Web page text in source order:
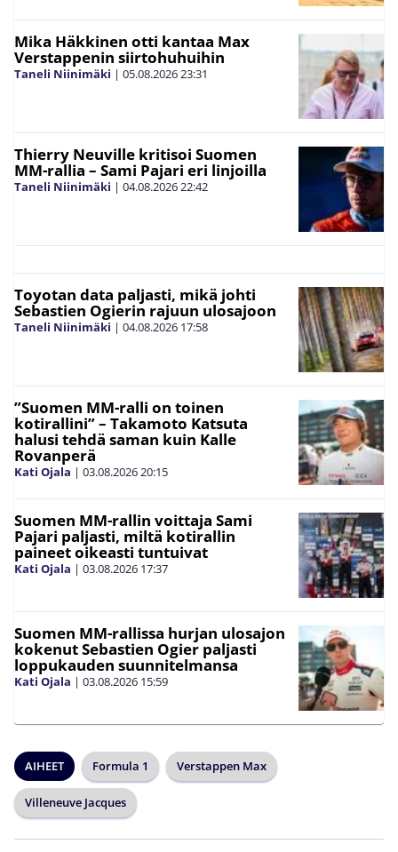
Mika Häkkinen otti kantaa Max
Verstappenin siirtohuhuihin
Taneli Niinimäki | 05.08.202623:31
Thierry Neuville kritisoi Suomen
MM-rallia – Sami Pajari eri linjoilla
Taneli Niinimäki | 04.08.202622:42
Toyotan data paljasti, mikä johti
Sebastien Ogierin rajuun ulosajoon
Taneli Niinimäki | 04.08.2026 17:58
”Suomen MM-ralli on toinen
kotirallini” – Takamoto Katsuta
halusi tehdä saman kuin Kalle
Rovanperä
Kati Ojala | 03.08.202620:15
Suomen MM-rallin voittaja Sami
Pajari paljasti, miltä kotirallin
paineet oikeasti tuntuivat
Kati Ojala | 03.08.2026 17:37
Suomen MM-rallissa hurjan ulosajon
kokenut Sebastien Ogier paljasti
loppukauden suunnitelmansa
Kati Ojala | 03.08.2026 15:59
AIHEET Formula 1 Verstappen Max
Villeneuve Jacques